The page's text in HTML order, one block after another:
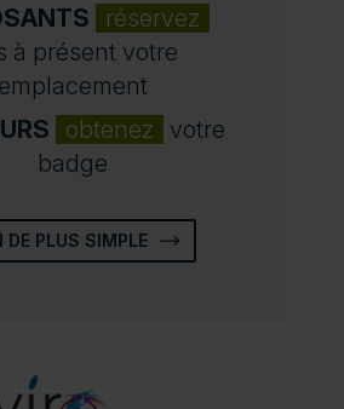
réservez
à présent votre
emplacement
obtenez
votre
badge
DE PLUS SIMPLE